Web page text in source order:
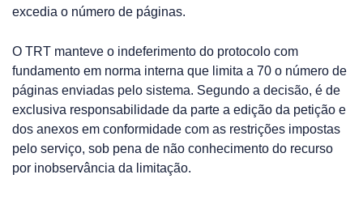
excedia o número de páginas.
O TRT manteve o indeferimento do protocolo com
fundamento em norma interna que limita a 70 o número de
páginas enviadas pelo sistema. Segundo a decisão, é de
exclusiva responsabilidade da parte a edição da petição e
dos anexos em conformidade com as restrições impostas
pelo serviço, sob pena de não conhecimento do recurso
por inobservância da limitação.